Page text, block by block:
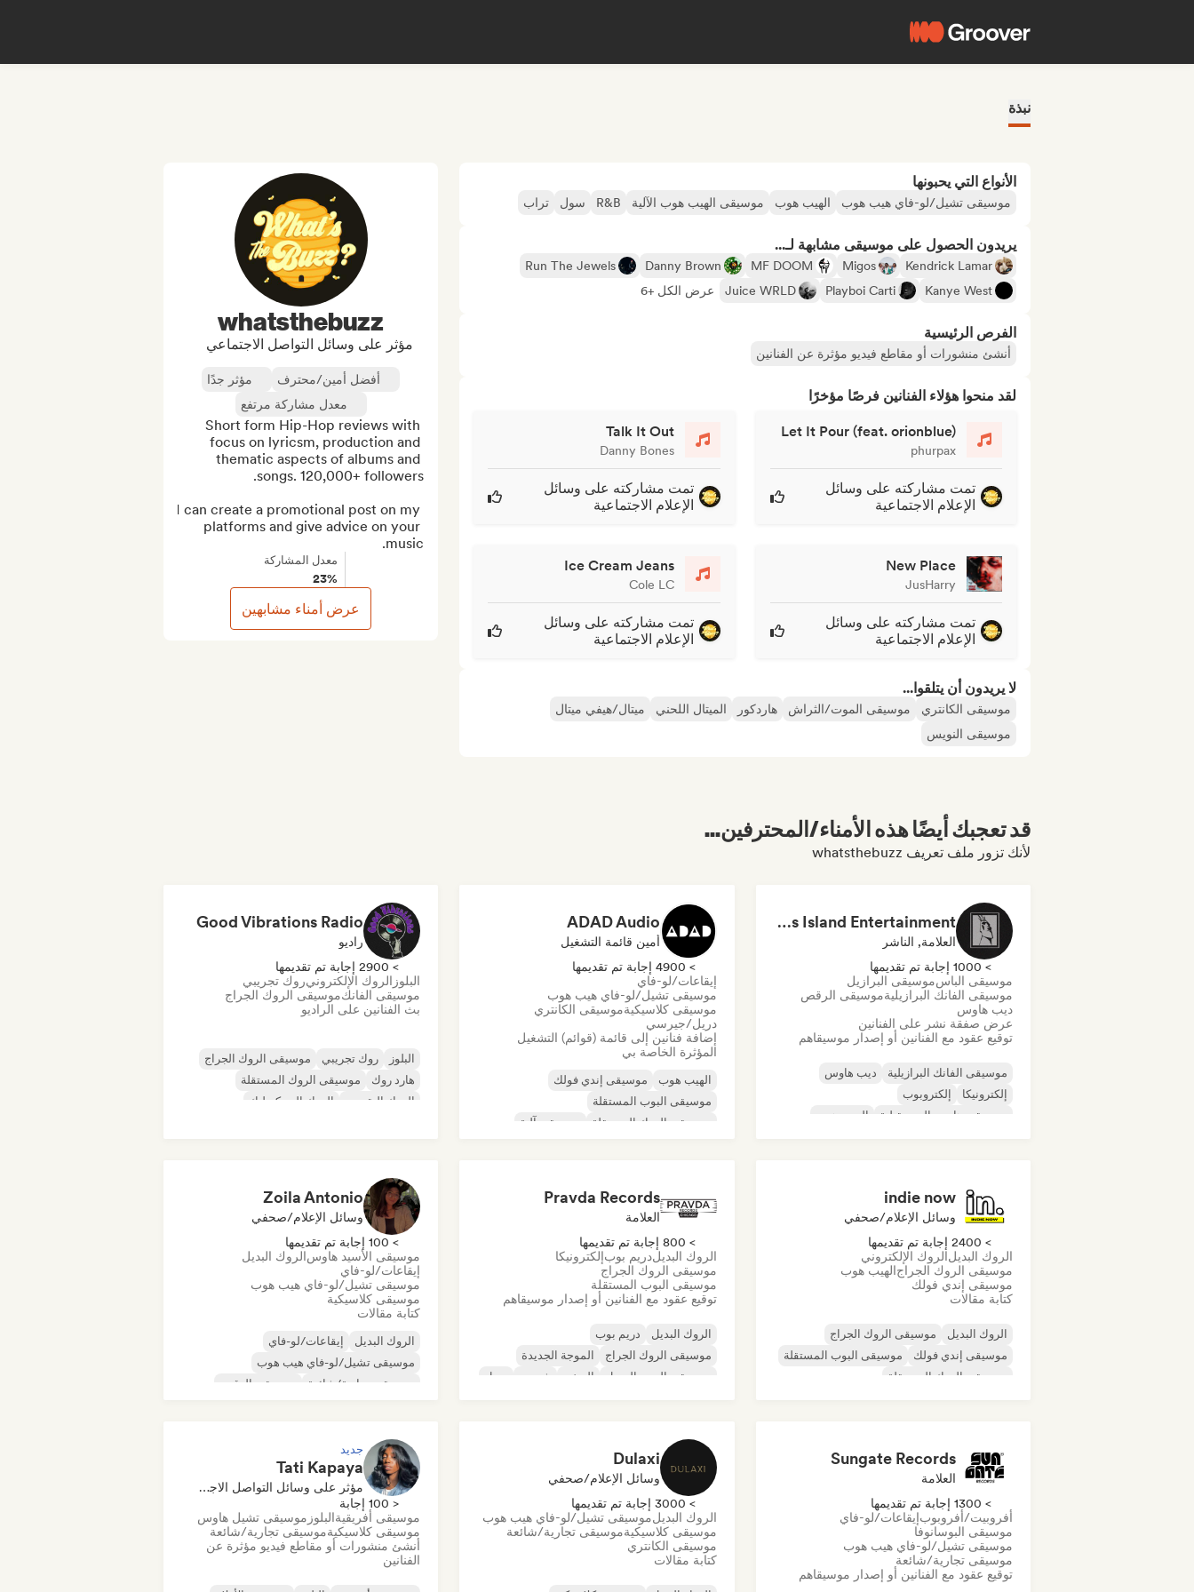
نبذة
الأنواع التي يحبونها
موسيقى تشيل/لو-فاي هيب هوب الهيب هوب موسيقى الهيب هوب الآلية R&B سول تراب
يريدون الحصول على موسيقى مشابهة لـ...
Kendrick Lamar
Migos
MF DOOM
Danny Brown
Run The Jewels
Kanye West
Playboi Carti
Juice WRLD عرض الكل +6
الفرص الرئيسية
أنشئ منشورات أو مقاطع فيديو مؤثرة عن الفنانين
لقد منحوا هؤلاء الفنانين فرصًا مؤخرًا
Let It Pour (feat. orionblue)
phurpax
تمت مشاركته على وسائل
الإعلام الاجتماعية
Talk It Out
Danny Bones
تمت مشاركته على وسائل
الإعلام الاجتماعية
New Place
JusHarry
تمت مشاركته على وسائل
الإعلام الاجتماعية
Ice Cream Jeans
Cole LC
تمت مشاركته على وسائل
الإعلام الاجتماعية
لا يريدون أن يتلقوا...
موسيقى الكانتري موسيقى الموت/الثراش هاردكور الميتال اللحني
ميتال/هيفي ميتال
موسيقى النويس
whatsthebuzz
مؤثر على وسائل التواصل الاجتماعي
أفضل أمين/محترف
مؤثر جدًا
معدل مشاركة مرتفع
Short form Hip-Hop reviews with
focus on lyricsm, production and
thematic aspects of albums and
I can create a promotional post on my
platforms and give advice on your
music.
معدل المشاركة
23%
عرض أمناء مشابهين
قد تعجبك أيضًا هذه الأمناء/المحترفين...
لأنك تزور ملف تعريف whatsthebuzz
Dreamers Island Entertainment
العلامة, الناشر
> 1000 إجابة تم تقديمها
موسيقى الباسموسيقى البرازيل
موسيقى الفانك البرازيليةموسيقى الرقص
ديب هاوس
عرض صفقة نشر على الفنانين
توقيع عقود مع الفنانين أو إصدار موسيقاهم
موسيقى الفانك البرازيلية
ديب هاوس
إلكترونيكا
إلكتروبوب
موسيقى هاوس المستقبلية
الهيب هوب
ADAD Audio
أمين قائمة التشغيل
> 4900 إجابة تم تقديمها
إيقاعات/لو-فاي
موسيقى تشيل/لو-فاي هيب هوب
موسيقى كلاسيكيةموسيقى الكانتري
دريل/جيرسي
إضافة فنانين إلى قائمة (قوائم) التشغيل
المؤثرة الخاصة بي
الهيب هوب
موسيقى إندي فولك
موسيقى البوب المستقلة
موسيقى الروك المستقلة
موسيقى آلية
Good Vibrations Radio
راديو
> 2900 إجابة تم تقديمها
البلوز الروك الإلكترونيروك تجريبي
موسيقى الفانكموسيقى الروك الجراج
بث الفنانين على الراديو
البلوز روك تجريبي
موسيقى الروك الجراج
هارد روك
موسيقى الروك المستقلة
الروك التقدمي
الروك السيكديليك
indie now
وسائل الإعلام/صحفي
> 2400 إجابة تم تقديمها
الروك البديلالروك الإلكتروني
موسيقى الروك الجراجالهيب هوب
موسيقى إندي فولك
كتابة مقالات
الروك البديل
موسيقى الروك الجراج
موسيقى إندي فولك
موسيقى البوب المستقلة
موسيقى الروك المستقلة
Pravda Records
العلامة
> 800 إجابة تم تقديمها
الروك البديلدريم بوبإلكترونيكا
موسيقى الروك الجراج
موسيقى البوب المستقلة
توقيع عقود مع الفنانين أو إصدار موسيقاهم
الروك البديل
دريم بوب
موسيقى الروك الجراج
الموجة الجديدة
موسيقى البوب السول
الريغي شوجيز سول
Zoila Antonio
وسائل الإعلام/صحفي
> 100 إجابة تم تقديمها
موسيقى الأسيد هاوسالروك البديل
إيقاعات/لو-فاي
موسيقى تشيل/لو-فاي هيب هوب
موسيقى كلاسيكية
كتابة مقالات
الروك البديل
إيقاعات/لو-فاي
موسيقى تشيل/لو-فاي هيب هوب
موسيقى تجارية/شائعة
موسيقى الرقص
Sungate Records
العلامة
> 1300 إجابة تم تقديمها
أفروبيت/أفروبوبإيقاعات/لو-فاي
موسيقى البوسانوفا
موسيقى تشيل/لو-فاي هيب هوب
موسيقى تجارية/شائعة
توقيع عقود مع الفنانين أو إصدار موسيقاهم
Dulaxi
وسائل الإعلام/صحفي
> 3000 إجابة تم تقديمها
الروك البديلموسيقى تشيل/لو-فاي هيب هوب
موسيقى كلاسيكيةموسيقى تجارية/شائعة
موسيقى الكانتري
كتابة مقالات
جديد
Tati Kapaya
مؤثر على وسائل التواصل الاجتماعي
< 100 إجابة
موسيقى أفريقيةالبلوز موسيقى تشيل هاوس
موسيقى كلاسيكيةموسيقى تجارية/شائعة
أنشئ منشورات أو مقاطع فيديو مؤثرة عن
الفنانين